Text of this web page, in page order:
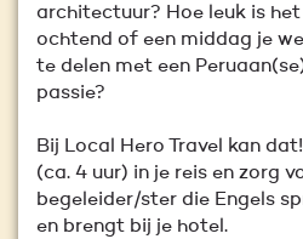
architectuur? Hoe leuk is
ochtend of een middag je
te delen met een
passie?
Bij Local Hero Travel kan
(ca. 4 uur) in je reis en zorg
begeleider/ster die Engels
en brengt bij je hotel.